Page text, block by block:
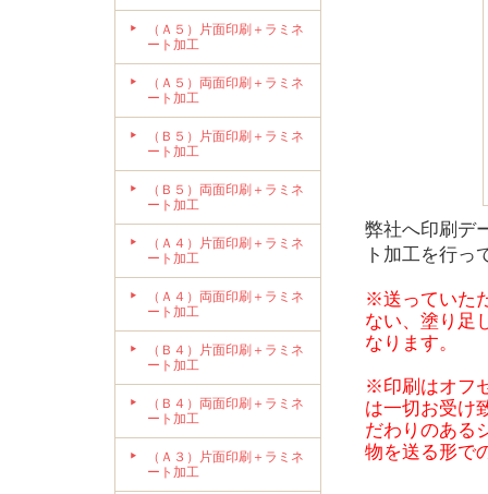
（Ａ５）片面印刷＋ラミネ
ート加工
（Ａ５）両面印刷＋ラミネ
ート加工
（Ｂ５）片面印刷＋ラミネ
ート加工
（Ｂ５）両面印刷＋ラミネ
ート加工
（Ａ４）片面印刷＋ラミネ
ート加工
（Ａ４）両面印刷＋ラミネ
ート加工
（Ｂ４）片面印刷＋ラミネ
ート加工
（Ｂ４）両面印刷＋ラミネ
ート加工
（Ａ３）片面印刷＋ラミネ
ート加工
弊社へ印刷デ
ト加工を行っ
※送っていた
ない、塗り足
なります。
※印刷はオフ
は一切お受け
だわりのある
物を送る形で